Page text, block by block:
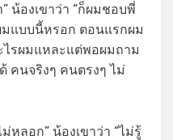
น้องเขาว่า “ก็ผมชอบพี่
มแบบนี้หรอก ตอนแรกผม
รผมแหละแต่พอผมถาม
คนจริงๆ คนตรงๆ ไม่
หลอก” น้องเขาว่า “ไม่รู้